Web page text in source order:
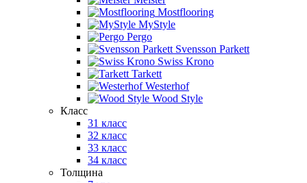
Mostflooring
MyStyle
Pergo
Svensson Parkett
Swiss Krono
Tarkett
Westerhof
Wood Style
Класс
31 класс
32 класс
33 класс
34 класс
Толщина